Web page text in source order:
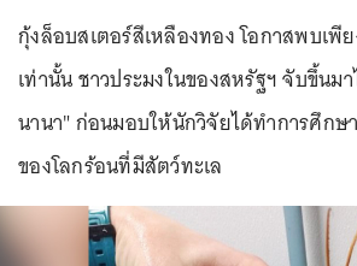
กุ้งล็อบสเตอร์สีเหลืองทอง โอกาสพบเพี
เท่านั้น ชาวประมงในของสหรัฐฯ จับขึ้นม
นานา" ก่อนมอบให้นักวิจัยได้ทำการศึกษ
ของโลกร้อนที่มีสัตว์ทะเล